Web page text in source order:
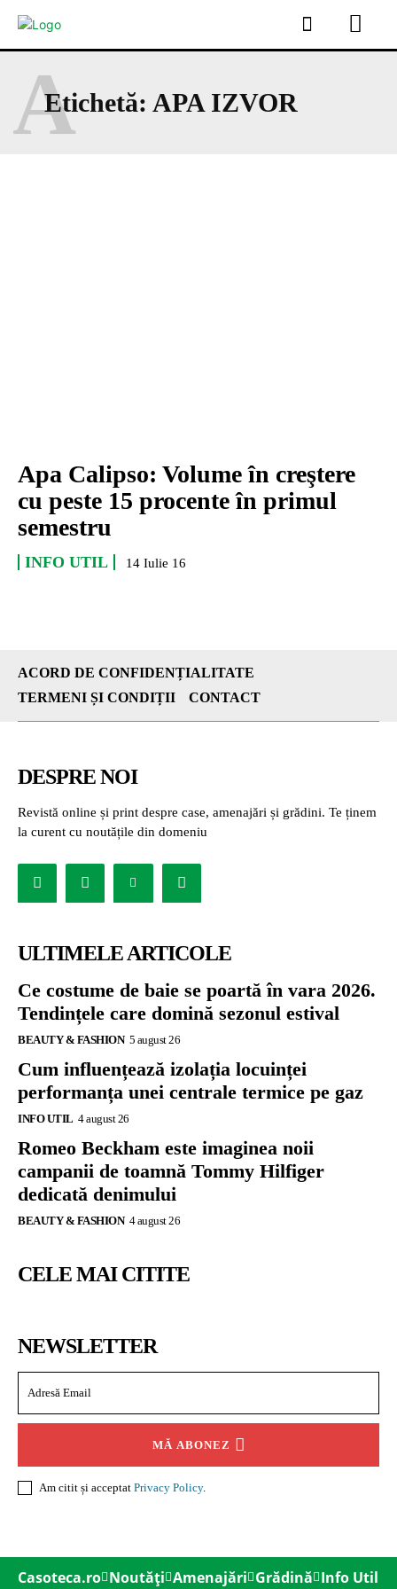
Etichetă: APA IZVOR
A
Apa Calipso: Volume în creştere
cu peste 15 procente în primul
semestru
INFO UTIL 14 Iulie 16
ACORD DE CONFIDENȚIALITATE
TERMENI ȘI CONDIȚII
CONTACT
DESPRE NOI
Revistă online și print despre case, amenajări și grădini. Te ținem
la curent cu noutățile din domeniu
ULTIMELE ARTICOLE
Ce costume de baie se poartă în vara 2026.
Tendințele care domină sezonul estival
BEAUTY & FASHION 5 august 26
Cum influențează izolația locuinței
performanța unei centrale termice pe gaz
INFO UTIL 4 august 26
Romeo Beckham este imaginea noii
campanii de toamnă Tommy Hilfiger
dedicată denimului
BEAUTY & FASHION 4 august 26
CELE MAI CITITE
NEWSLETTER
MĂ ABONEZ
Am citit și acceptat Privacy Policy.
Casoteca.ro Noutăți Amenajări Grădină Info Util